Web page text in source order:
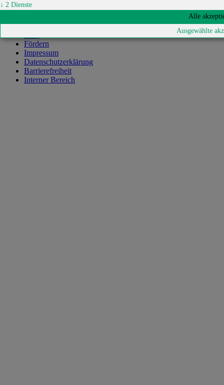
Kontakt
Karriere
Fördern
Impressum
Datenschutzerklärung
Barrierefreiheit
Interner Bereich
↓ 2 Dienste
Ausgewählte
Alle